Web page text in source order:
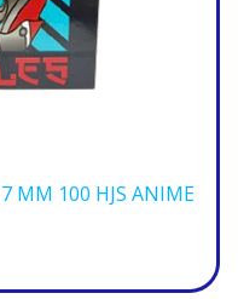
MM 100 HJS ANIME